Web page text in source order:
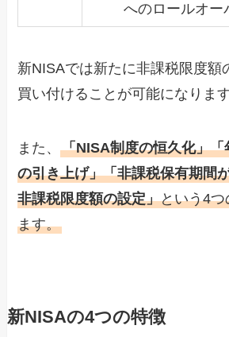
へのロールオー
新NISAでは新たに非課税限度額
買い付けることが可能になります
また、「NISA制度の恒久化」
の引き上げ」「非課税保有期間
非課税限度額の設定」という4
ます。
新NISAの4つの特徴